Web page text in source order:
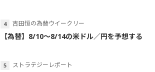
吉田恒の為替ウイークリー
【為替】8/10～8/14の米ドル／円を予想する
ストラテジーレポート